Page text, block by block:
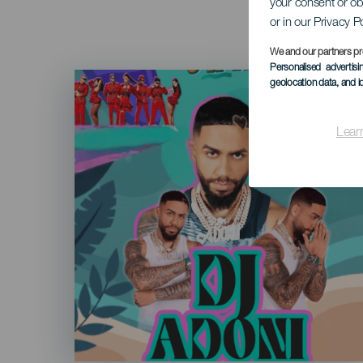
your consent or
or in our Privacy
We and our partners
Personalised
geolocation data, and
Imagen
Listado